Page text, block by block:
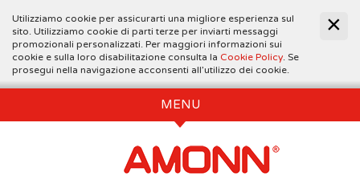
Utilizziamo cookie per assicurarti una migliore esperienza sul
sito. Utilizziamo cookie di parti terze per inviarti messaggi
promozionali personalizzati. Per maggiori informazioni sui
cookie e sulla loro disabilitazione consulta la Cookie Policy. Se
prosegui nella navigazione acconsenti all’utilizzo dei cookie.
MENU